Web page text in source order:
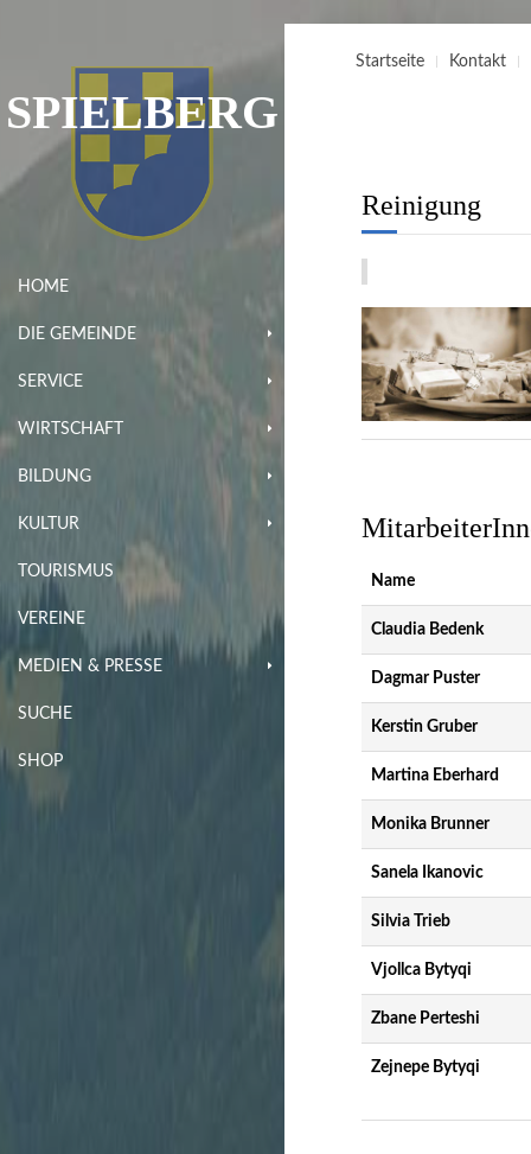
SPIELBERG
HOME
DIE GEMEINDE
SERVICE
WIRTSCHAFT
BILDUNG
KULTUR
TOURISMUS
VEREINE
MEDIEN & PRESSE
SUCHE
SHOP
Startseite Kontakt
Reinigung
Name
Claudia Bedenk
Dagmar Puster
Kerstin Gruber
Martina Eberhard
Monika Brunner
Sanela Ikanovic
Silvia Trieb
Vjollca Bytyqi
Zbane Perteshi
Zejnepe Bytyqi